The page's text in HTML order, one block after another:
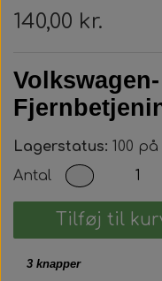
140,00 kr.
Volkswagen-
Lagerstatus: 100
Antal
Tilføj til
3 knapper